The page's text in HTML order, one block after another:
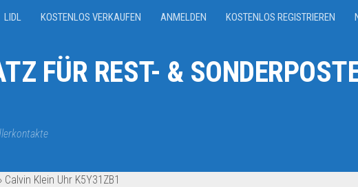
LIDL KOSTENLOS VERKAUFEN ANMELDEN KOSTENLOS REGISTRIEREN
FÜR REST- &
› Calvin Klein Uhr K5Y31ZB1